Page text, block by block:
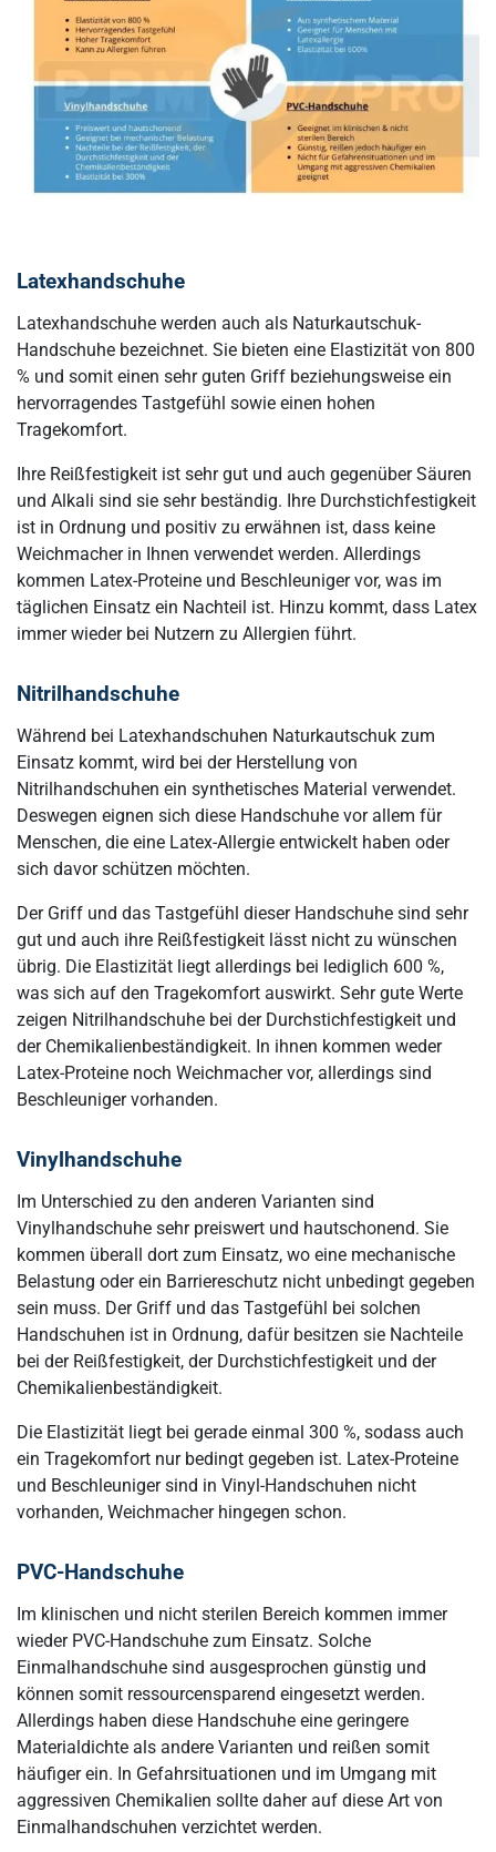
Latexhandschuhe
Latexhandschuhe werden auch als Naturkautschuk-
Handschuhe bezeichnet. Sie bieten eine Elastizität von 800
% und somit einen sehr guten Griff beziehungsweise ein
hervorragendes Tastgefühl sowie einen hohen
Tragekomfort.
Ihre Reißfestigkeit ist sehr gut und auch gegenüber Säuren
und Alkali sind sie sehr beständig. Ihre Durchstichfestigkeit
ist in Ordnung und positiv zu erwähnen ist, dass keine
Weichmacher in Ihnen verwendet werden. Allerdings
kommen Latex-Proteine und Beschleuniger vor, was im
täglichen Einsatz ein Nachteil ist. Hinzu kommt, dass Latex
immer wieder bei Nutzern zu Allergien führt.
Nitrilhandschuhe
Während bei Latexhandschuhen Naturkautschuk zum
Einsatz kommt, wird bei der Herstellung von
Nitrilhandschuhen ein synthetisches Material verwendet.
Deswegen eignen sich diese Handschuhe vor allem für
Menschen, die eine Latex-Allergie entwickelt haben oder
sich davor schützen möchten.
Der Griff und das Tastgefühl dieser Handschuhe sind sehr
gut und auch ihre Reißfestigkeit lässt nicht zu wünschen
übrig. Die Elastizität liegt allerdings bei lediglich 600 %,
was sich auf den Tragekomfort auswirkt. Sehr gute Werte
zeigen Nitrilhandschuhe bei der Durchstichfestigkeit und
der Chemikalienbeständigkeit. In ihnen kommen weder
Latex-Proteine noch Weichmacher vor, allerdings sind
Beschleuniger vorhanden.
Vinylhandschuhe
Im Unterschied zu den anderen Varianten sind
Vinylhandschuhe sehr preiswert und hautschonend. Sie
kommen überall dort zum Einsatz, wo eine mechanische
Belastung oder ein Barriereschutz nicht unbedingt gegeben
sein muss. Der Griff und das Tastgefühl bei solchen
Handschuhen ist in Ordnung, dafür besitzen sie Nachteile
bei der Reißfestigkeit, der Durchstichfestigkeit und der
Chemikalienbeständigkeit.
Die Elastizität liegt bei gerade einmal 300 %, sodass auch
ein Tragekomfort nur bedingt gegeben ist. Latex-Proteine
und Beschleuniger sind in Vinyl-Handschuhen nicht
vorhanden, Weichmacher hingegen schon.
PVC-Handschuhe
Im klinischen und nicht sterilen Bereich kommen immer
wieder PVC-Handschuhe zum Einsatz. Solche
Einmalhandschuhe sind ausgesprochen günstig und
können somit ressourcensparend eingesetzt werden.
Allerdings haben diese Handschuhe eine geringere
Materialdichte als andere Varianten und reißen somit
häufiger ein. In Gefahrsituationen und im Umgang mit
aggressiven Chemikalien sollte daher auf diese Art von
Einmalhandschuhen verzichtet werden.